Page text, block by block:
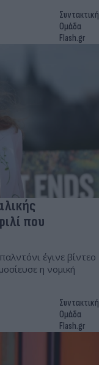
Συντακτική
Ομάδα
Flash.gr
που
έγινε βίντεο
η νομική
Συντακτική
Ομάδα
Flash.gr